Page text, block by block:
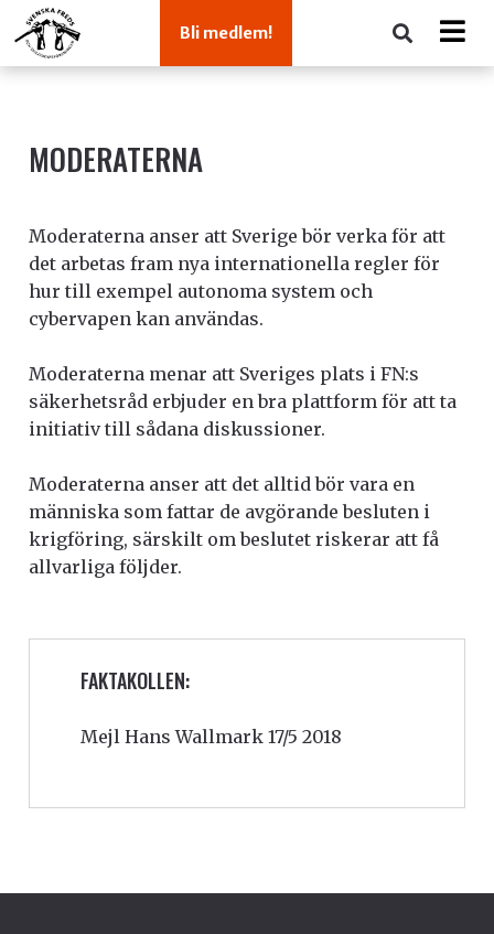
Bli medlem!
MODERATERNA
Moderaterna anser att Sverige bör verka för att
det arbetas fram nya internationella regler för
hur till exempel autonoma system och
cybervapen kan användas.
Moderaterna menar att Sveriges plats i FN:s
säkerhetsråd erbjuder en bra plattform för att ta
initiativ till sådana diskussioner.
Moderaterna anser att det alltid bör vara en
människa som fattar de avgörande besluten i
krigföring, särskilt om beslutet riskerar att få
allvarliga följder.
FAKTAKOLLEN:
Mejl Hans Wallmark 17/5 2018